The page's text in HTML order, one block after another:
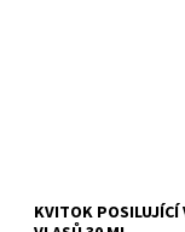
KVITOK POSILUJÍCÍ